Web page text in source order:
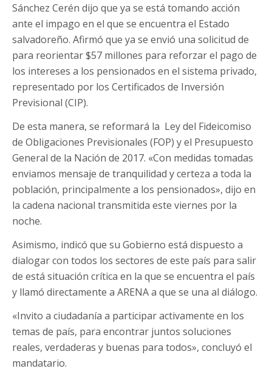
Sánchez Cerén dijo que ya se está tomando acción
ante el impago en el que se encuentra el Estado
salvadoreño. Afirmó que ya se envió una solicitud de
para reorientar $57 millones para reforzar el pago de
los intereses a los pensionados en el sistema privado,
representado por los Certificados de Inversión
Previsional (CIP).
De esta manera, se reformará la Ley del Fideicomiso
de Obligaciones Previsionales (FOP) y el Presupuesto
General de la Nación de 2017. «Con medidas tomadas
enviamos mensaje de tranquilidad y certeza a toda la
población, principalmente a los pensionados», dijo en
la cadena nacional transmitida este viernes por la
noche.
Asimismo, indicó que su Gobierno está dispuesto a
dialogar con todos los sectores de este país para salir
de está situación crítica en la que se encuentra el país
y llamó directamente a ARENA a que se una al diálogo.
«Invito a ciudadanía a participar activamente en los
temas de país, para encontrar juntos soluciones
reales, verdaderas y buenas para todos», concluyó el
mandatario.